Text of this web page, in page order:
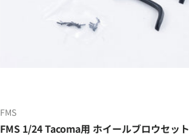
FMS
FMS 1/24 Tacoma用 ホイールブロウセット